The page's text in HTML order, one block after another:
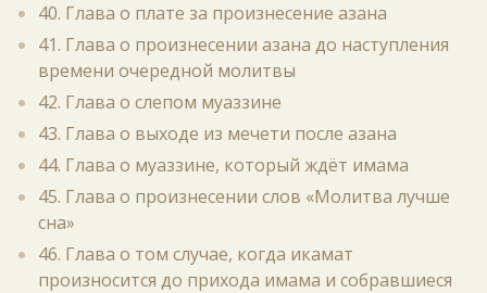
40. Глава о плате за произнесение азана
41. Глава о произнесении азана до наступления
времени очередной молитвы
42. Глава о слепом муаззине
43. Глава о выходе из мечети после азана
44. Глава о муаззине, который ждёт имама
45. Глава о произнесении слов «Молитва лучше
сна»
46. Глава о том случае, когда икамат
произносится до прихода имама и собравшиеся